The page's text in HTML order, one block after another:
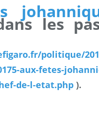
les
politique/
aux-fetes-
de-l-etat.php ).